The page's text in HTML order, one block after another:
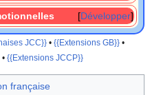
Développer
JCC}}• {{Extensions GB}}•
• {{Extensions JCCP}}
française